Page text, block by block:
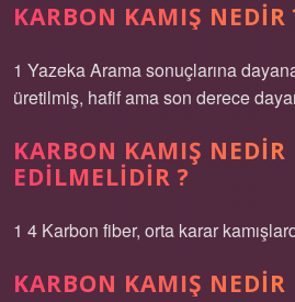
KARBON KAMIŞ NEDIR
1 Yazeka Arama sonuçlarına
üretilmiş, hafif ama son derece
KARBON KAMIŞ
EDILMELIDIR ?
1 4 Karbon fiber, orta karar
KARBON KAMIŞ